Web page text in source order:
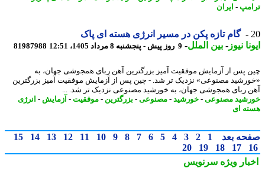
-ایران
گام تازه پکن در مسیر انرژی هسته ای پاک
نیوز-بین الملل-9 روز پیش - پنجشنبه 8 مرداد 1405، 12:51 81987988
پس از آزمایش موفقیت آمیز بزرگترین آهن ربای همجوشی جهان، به
مصنوعی» نزدیک تر شد. - چین پس از آزمایش موفقیت آمیز بزرگترین
ربای همجوشی جهان، به خورشید مصنوعی نزدیک تر شد. ...
مصنوعی-خورشید -مصنوعی-بزرگترین- موفقیت-آزمایش-انرژی
ای
بعد 1
2
3
4
5
6
7
8
9
10
11
12
13
14
15
17
18
19
20
ویژهسرنویس